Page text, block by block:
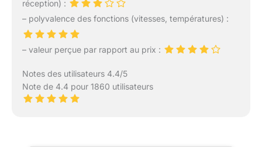
réception) :
– polyvalence des fonctions (vitesses, températures) :
– valeur perçue par rapport au prix :
Notes des utilisateurs 4.4/5
Note de 4.4 pour 1860 utilisateurs